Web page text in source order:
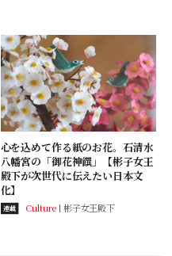
心を込めて作る紙のお花。石清水
八幡宮の「御花神饌」【彬子女王
殿下が次世代に伝えたい日本文
化】
連載 Culture 彬子女王殿下